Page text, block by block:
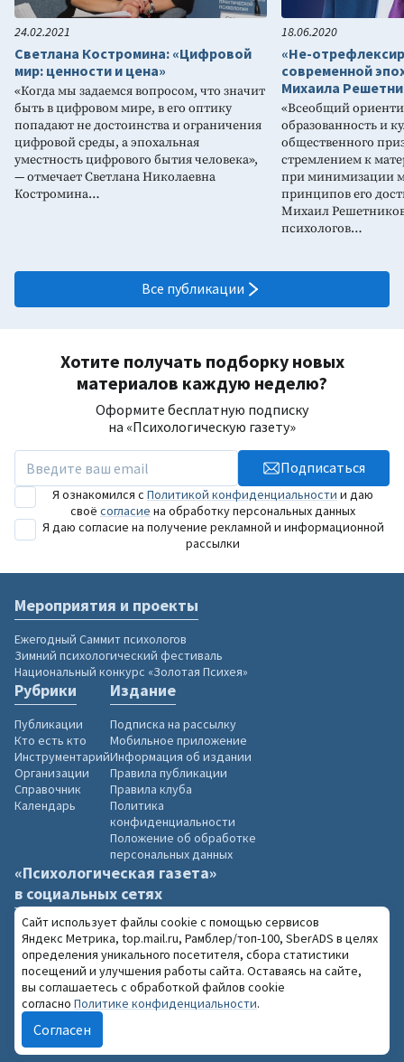
24.02.2021
Светлана Костромина: «Цифровой
мир: ценности и цена»
«Когда мы задаемся вопросом, что значит
быть в цифровом мире, в его оптику
попадают не достоинства и ограничения
цифровой среды, а эпохальная
уместность цифрового бытия человека»,
— отмечает Светлана Николаевна
Костромина…
18.06.2020
«Не-
современной
Михаила
«Всеобщий
образованность и
общественного
стремлением к
при минимизации
принципов его
Михаил
психологов…
Все публикации
Хотите получать подборку новых
материалов каждую неделю?
Оформите бесплатную подписку
на «Психологическую газету»
Подписаться
Я ознакомился с Политикой конфиденциальности и даю
своё согласие на обработку персональных данных
Я даю согласие на получение рекламной и информационной
рассылки
Мероприятия и проекты
Ежегодный Саммит психологов
Зимний психологический фестиваль
Национальный конкурс «Золотая Психея»
Рубрики
Публикации
Кто есть кто
Инструментарий
Организации
Справочник
Календарь
Издание
Подписка на рассылку
Мобильное приложение
Информация об издании
Правила публикации
Правила клуба
Политика
конфиденциальности
Положение об обработке
персональных данных
«Психологическая газета»
в социальных сетях
2004–2026 «Психологическая газета»
При использовании материалов сайта
обязательна ссылка на www.psy.su
18+
Сайт использует файлы cookie с помощью сервисов
Яндекс Метрика, top.mail.ru, Рамблер/топ-100, SberADS в целях
определения уникального посетителя, сбора статистики
посещений и улучшения работы сайта. Оставаясь на сайте,
вы соглашаетесь с обработкой файлов cookie
согласно Политике конфиденциальности.
Согласен